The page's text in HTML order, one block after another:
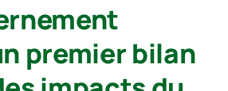
premier bilan